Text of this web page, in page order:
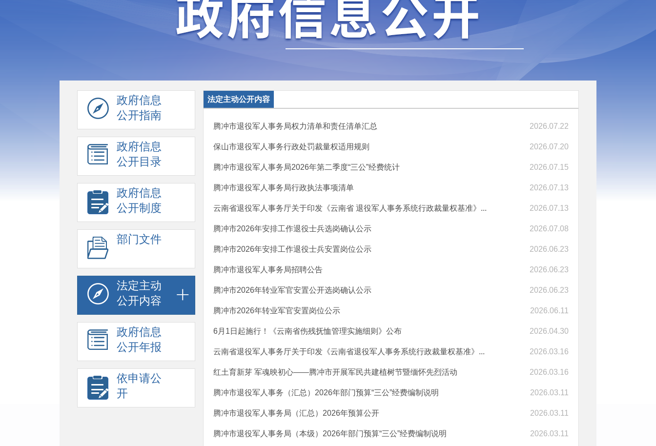
政府信息
公开指南
政府信息
公开目录
政府信息
公开制度
部门文件
法定主动
公开内容
政府信息
公开年报
依申请公
开
法定主动公开内容
腾冲市退役军人事务局权力清单和责任清单汇总 2026.07.22
保山市退役军人事务行政处罚裁量权适用规则 2026.07.20
腾冲市退役军人事务局2026年第二季度“三公”经费统计 2026.07.15
腾冲市退役军人事务局行政执法事项清单 2026.07.13
云南省退役军人事务厅关于印发《云南省 退役军人事务系统行政裁量权基准》... 2026.07.13
腾冲市2026年安排工作退役士兵选岗确认公示 2026.07.08
腾冲市2026年安排工作退役士兵安置岗位公示 2026.06.23
腾冲市退役军人事务局招聘公告 2026.06.23
腾冲市2026年转业军官安置公开选岗确认公示 2026.06.23
腾冲市2026年转业军官安置岗位公示 2026.06.11
6月1日起施行！《云南省伤残抚恤管理实施细则》公布 2026.04.30
云南省退役军人事务厅关于印发《云南省退役军人事务系统行政裁量权基准》... 2026.03.16
红土育新芽 军魂映初心——腾冲市开展军民共建植树节暨缅怀先烈活动 2026.03.16
腾冲市退役军人事务（汇总）2026年部门预算“三公”经费编制说明 2026.03.11
腾冲市退役军人事务局（汇总）2026年预算公开 2026.03.11
腾冲市退役军人事务局（本级）2026年部门预算“三公”经费编制说明 2026.03.11